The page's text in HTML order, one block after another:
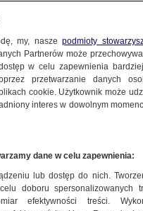
16:23
my, naszepodmioty
Partnerów może
w celu zapewnienia
przetwarzanie danych
cookie. Użytkownik może
interes w dowolnym
dane w celu zapewnienia:
lub dostęp do nich.
doboru spersonalizowanych
efektywności treści.